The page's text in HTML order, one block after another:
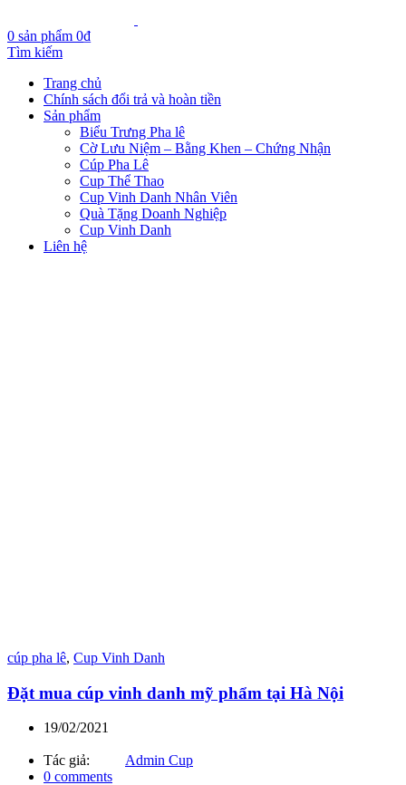
0 sản phẩm 0₫
Tìm kiếm
Trang chủ
Chính sách đổi trả và hoàn tiền
Sản phẩm
Biểu Trưng Pha lê
Cờ Lưu Niệm – Bằng Khen – Chứng Nhận
Cúp Pha Lê
Cup Thể Thao
Cup Vinh Danh Nhân Viên
Quà Tặng Doanh Nghiệp
Cup Vinh Danh
Liên hệ
cúp pha lê, Cup Vinh Danh
Đặt mua cúp vinh danh mỹ phẩm tại Hà Nội
19/02/2021
Tác giả:
Admin Cup
0 comments